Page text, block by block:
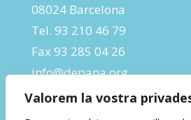
Valorem la vostra
08024 Barcelona
Tel. 93 210 46 79
Fax 93 285 04 26
info@depana.org